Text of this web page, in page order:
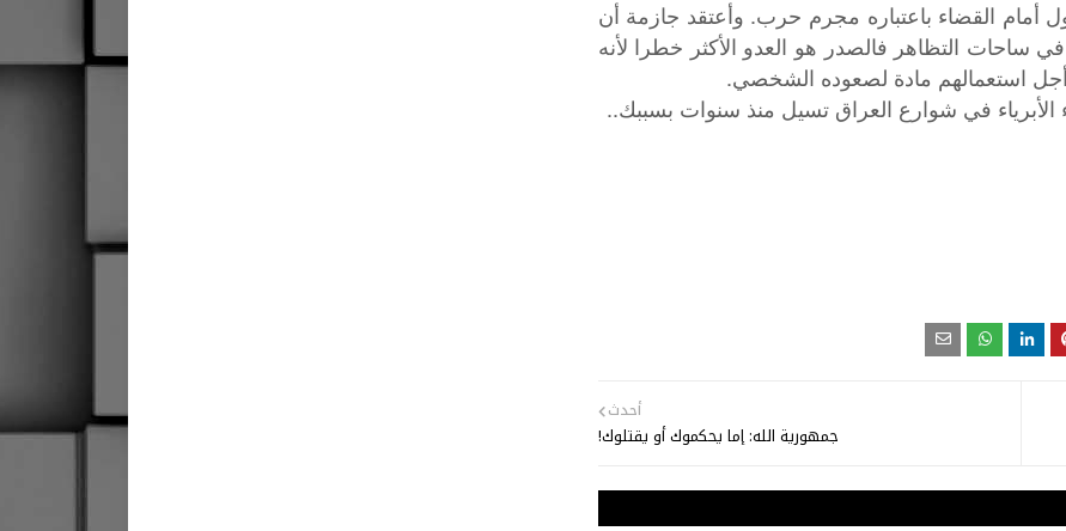
أمام القضاء باعتباره مجرم حرب. وأعتقد جازمة أن
التظاهر فالصدر هو العدو الأكثر خطرا لأنه
استعمالهم مادة لصعوده الشخصي.
الأبرياء في شوارع العراق تسيل منذ سنوات بسببك..
أحدث
جمهورية الله: إما يحكموك أو يقتلوك!